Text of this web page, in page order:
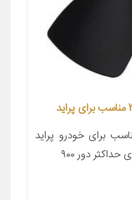
برای خودرو پراید